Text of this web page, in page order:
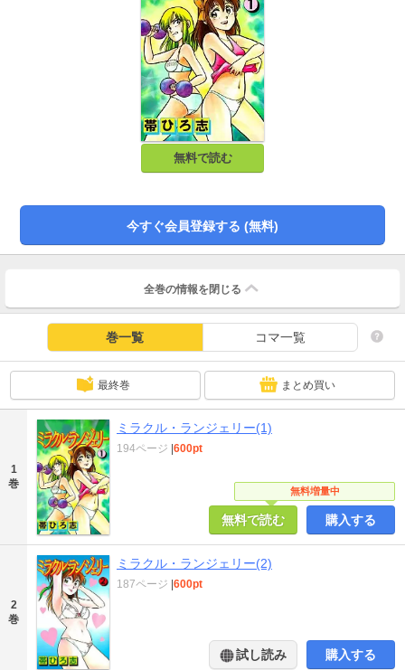
無料で読む
今すぐ会員登録する (無料)
全巻の情報を 閉じる
巻一覧 コマ一覧
最終巻 まとめ買い
1
巻
ミラクル・ランジェリー(1)
無料増量中
194ページ 600pt
無料で読む 購入する
2
巻
ミラクル・ランジェリー(2)
187ページ 600pt
試し読み 購入する